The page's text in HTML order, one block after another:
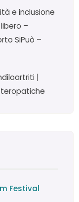
e inclusione
–
SiPuò –
|
Festival